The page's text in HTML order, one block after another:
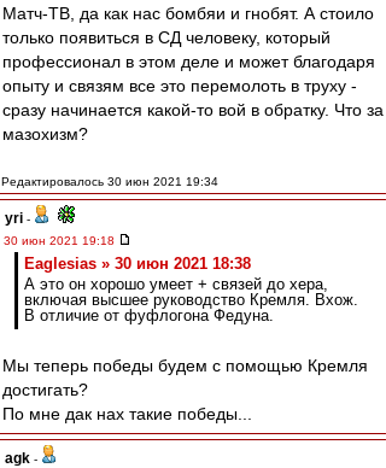
Матч-ТВ, да как нас бомбяи и гнобят. А стоило
только появиться в СД человеку, который
профессионал в этом деле и может благодаря
опыту и связям все это перемолоть в труху -
сразу начинается какой-то вой в обратку. Что за
мазохизм?
Редактировалось 30 июн 2021 19:34
yri -
30 июн 2021 19:18
Eaglesias » 30 июн 2021 18:38
А это он хорошо умеет + связей до хера,
включая высшее руководство Кремля. Вхож.
В отличие от фуфлогона Федуна.
Мы теперь победы будем с помощью Кремля
достигать?
По мне дак нах такие победы...
agk -